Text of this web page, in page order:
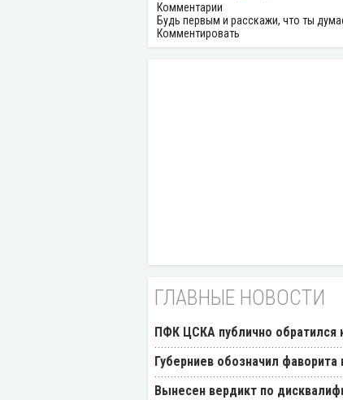
Комментарии
Будь первым и расскажи, что ты
Комментировать
ГЛАВНЫЕ НОВОСТИ
ПФК ЦСКА публично обратился
Губерниев обозначил фаворита
Вынесен вердикт по